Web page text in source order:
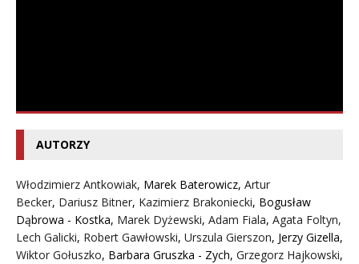
AUTORZY
Włodzimierz Antkowiak, Marek Baterowicz, Artur
Becker, Dariusz Bitner, Kazimierz Brakoniecki, Bogusław
Dąbrowa - Kostka, Marek Dyżewski, Adam Fiala, Agata Foltyn,
Lech Galicki, Robert Gawłowski, Urszula Gierszon, Jerzy Gizella,
Wiktor Gołuszko, Barbara Gruszka - Zych, Grzegorz Hajkowski,